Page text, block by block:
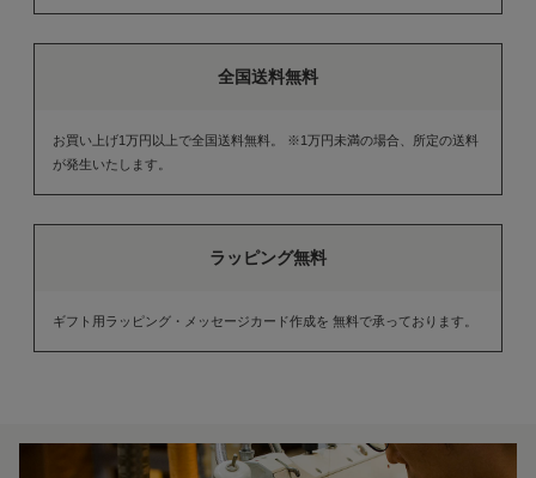
全国送料無料
お買い上げ1万円以上で全国送料無料。 ※1万円未満の場合、所定の送料
が発生いたします。
ラッピング無料
ギフト用ラッピング・メッセージカード作成を 無料で承っております。